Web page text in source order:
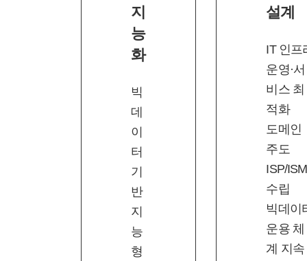
지
능
화
빅
데
이
터
기
반
지
능
형
설계
IT 인프
운영·서
비스 최
적화
도메인
주도
ISP/
수립
빅데이
운용 체
계 지속